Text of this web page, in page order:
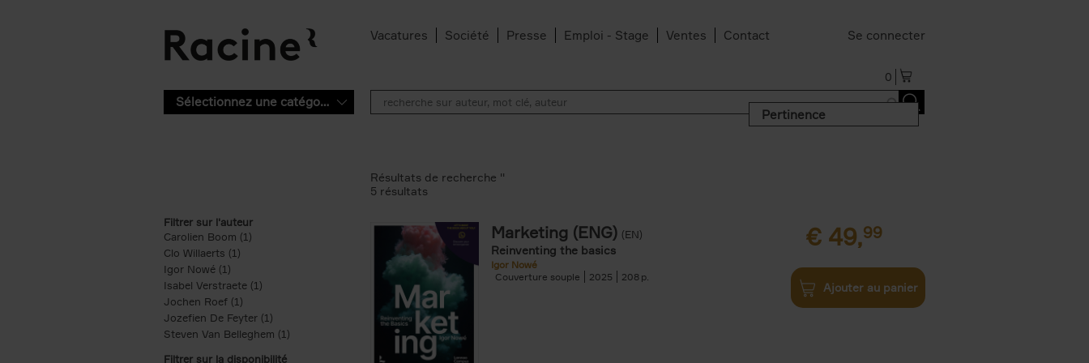
Vacatures Société Presse Emploi - Stage Ventes Contact Se connecter
0
Sélectionnez une catégorie
Pertinence
Filtrer sur l'auteur
Carolien Boom (1)
Clo Willaerts (1)
Igor Nowé (1)
Isabel Verstraete (1) Apply Isabel Verstraete filter
Jochen Roef (1)
Jozefien De Feyter (1) Apply Jozefien De Feyter filter
Steven Van Belleghem (1) Apply Steven Van Belleghem filter
Filtrer sur la disponibilité
Résultats de recherche ''
5 résultats
Marketing (ENG) (EN)
Reinventing the basics
Igor Nowé
Couverture souple
2025 208
€ 49,99
Ajouter au panier